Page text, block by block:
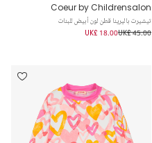
Coeur by Childrensalon
تيشيرت باليرينا قطن لون أبيض للبنات
UK£ 45.00
UK£ 18.00